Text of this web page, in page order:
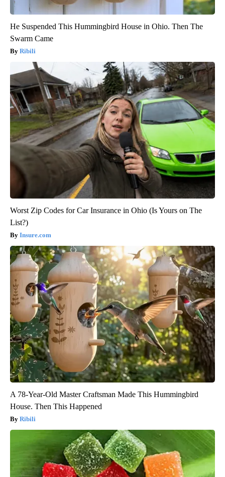
He Suspended This Hummingbird House in Ohio. Then The
Swarm Came
Ribili
Worst Zip Codes for Car Insurance in Ohio (Is Yours on The
List?)
Insure.com
A 78-Year-Old Master Craftsman Made This Hummingbird
House. Then This Happened
Ribili